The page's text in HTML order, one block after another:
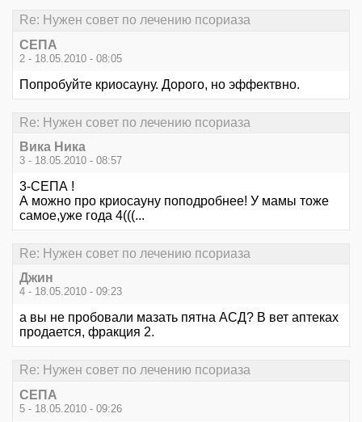
Re: Нужен совет по лечению псориаза
СЕПА
2 - 18.05.2010 - 08:05
Попробуйте криосауну. Дорого, но эффектвно.
Re: Нужен совет по лечению псориаза
Вика Ника
3 - 18.05.2010 - 08:57
3-СЕПА !
А можно про криосауну поподробнее! У мамы тоже
самое,уже года 4(((...
Re: Нужен совет по лечению псориаза
Джин
4 - 18.05.2010 - 09:23
а вы не пробовали мазать пятна АСД? В вет аптеках
продается, фракция 2.
Re: Нужен совет по лечению псориаза
СЕПА
5 - 18.05.2010 - 09:26